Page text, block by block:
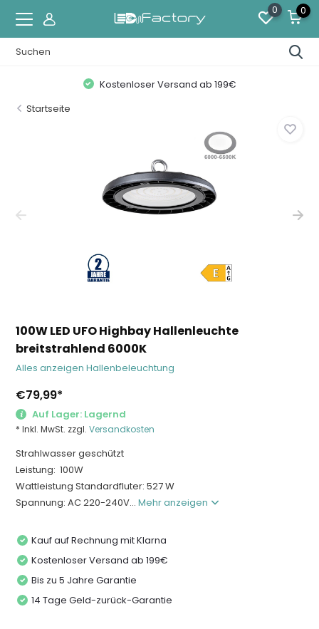
0 0
Kostenloser Versand ab 199€
Startseite
100W LED UFO Highbay Hallenleuchte
breitstrahlend 6000K
Alles anzeigen Hallenbeleuchtung
€79,99*
Auf Lager: Lagernd
* Inkl. MwSt. zzgl.Versandkosten
Strahlwasser geschützt
Leistung: 100W
Wattleistung Standardfluter: 527 W
Spannung: AC 220-240V...Mehr anzeigen
Kauf auf Rechnung mit Klarna
Kostenloser Versand ab 199€
Bis zu 5 Jahre Garantie
14 Tage Geld-zurück-Garantie